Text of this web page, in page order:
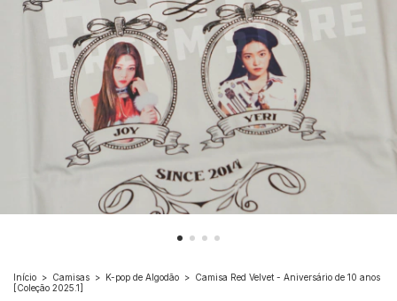
Início > Camisas > K-pop de Algodão > Camisa Red Velvet - Aniversário de 10 anos
[Coleção 2025.1]